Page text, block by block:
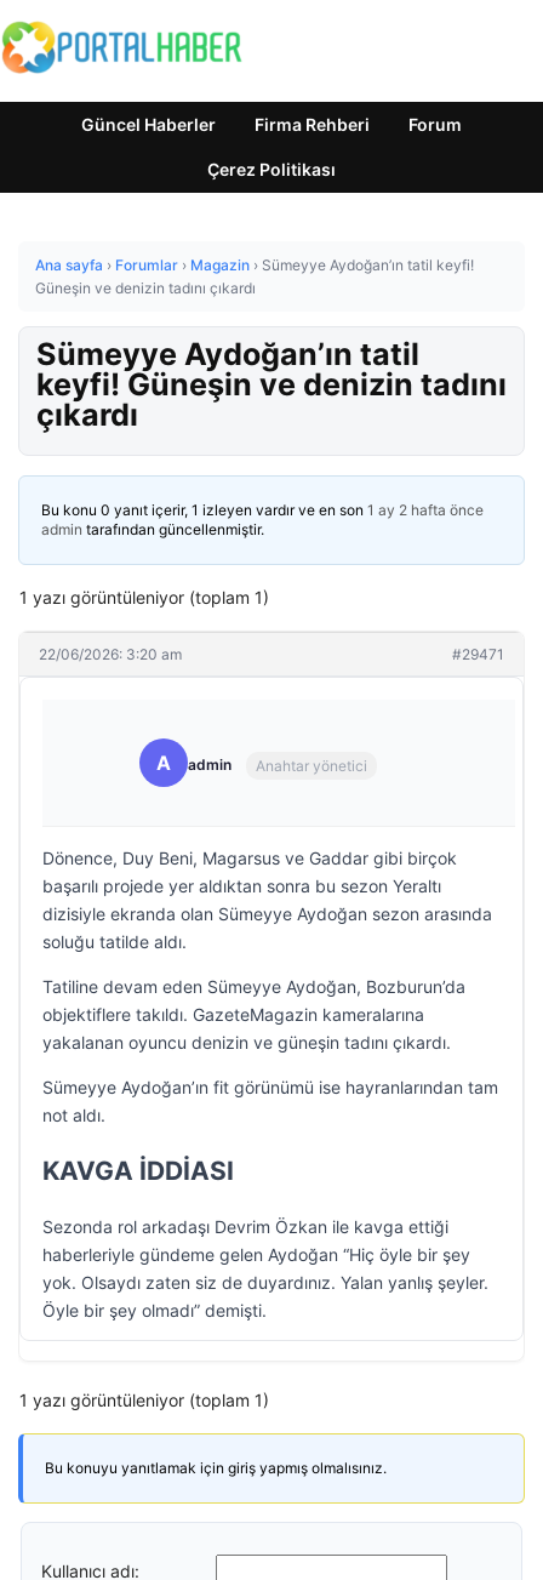
Güncel Haberler Firma Rehberi Forum
Çerez Politikası
Ana sayfa › Forumlar › Magazin › Sümeyye Aydoğan’ın tatil keyfi!
Güneşin ve denizin tadını çıkardı
Sümeyye Aydoğan’ın tatil
keyfi! Güneşin ve denizin tadını
çıkardı
Bu konu 0 yanıt içerir, 1 izleyen vardır ve en son 1 ay 2 hafta önce
admin tarafından güncellenmiştir.
1 yazı görüntüleniyor (toplam 1)
22/06/2026: 3:20 am #29471
A admin Anahtar yönetici
Dönence, Duy Beni, Magarsus ve Gaddar gibi birçok
başarılı projede yer aldıktan sonra bu sezon Yeraltı
dizisiyle ekranda olan Sümeyye Aydoğan sezon arasında
soluğu tatilde aldı.
Tatiline devam eden Sümeyye Aydoğan, Bozburun’da
objektiflere takıldı. GazeteMagazin kameralarına
yakalanan oyuncu denizin ve güneşin tadını çıkardı.
Sümeyye Aydoğan’ın fit görünümü ise hayranlarından tam
not aldı.
KAVGA İDDİASI
Sezonda rol arkadaşı Devrim Özkan ile kavga ettiği
haberleriyle gündeme gelen Aydoğan “Hiç öyle bir şey
yok. Olsaydı zaten siz de duyardınız. Yalan yanlış şeyler.
Öyle bir şey olmadı” demişti.
1 yazı görüntüleniyor (toplam 1)
Bu konuyu yanıtlamak için giriş yapmış olmalısınız.
Kullanıcı adı: